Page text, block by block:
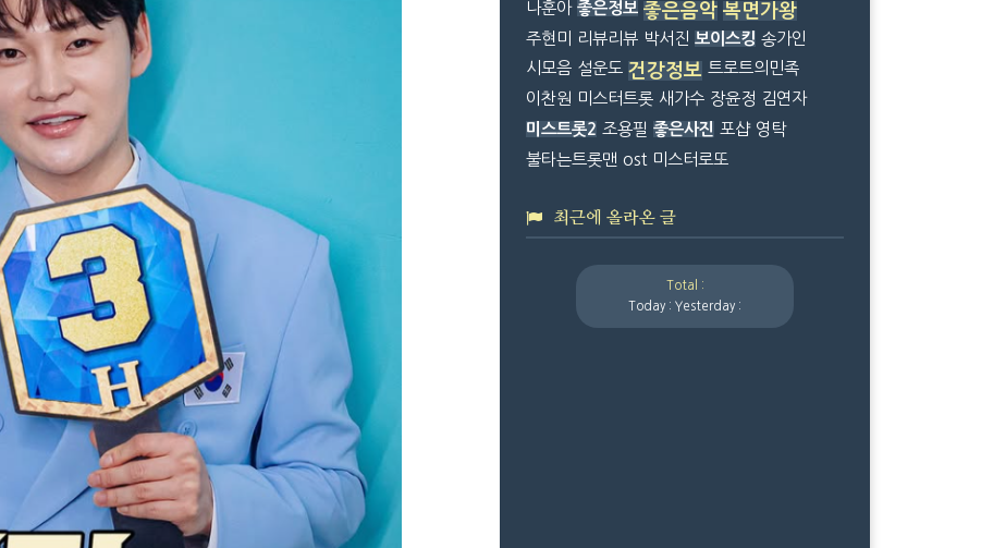
나훈아 좋은정보 좋은음악 복면가왕
주현미 리뷰리뷰 박서진 보이스킹 송가인
시모음 설운도 건강정보 트로트의민족
이찬원 미스터트롯 새가수 장윤정 김연자
미스트롯2 조용필 좋은사진 포샵 영탁
불타는트롯맨 ost 미스터로또
최근에 올라온 글
Total :
Today : Yesterday :